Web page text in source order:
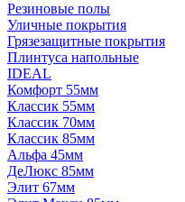
Резиновые полы
Уличные покрытия
Грязезащитные покрытия
Плинтуса напольные
IDEAL
Комфорт 55мм
Классик 55мм
Классик 70мм
Классик 85мм
Альфа 45мм
ДеЛюкс 85мм
Элит 67мм